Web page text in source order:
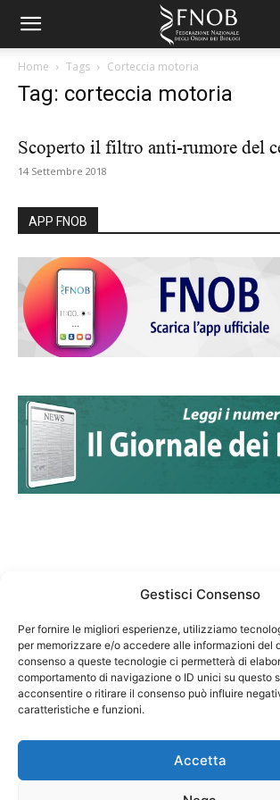
Gestisci Consenso
Per fornire le migliori esperienze, utilizziamo
per memorizzare e/o accedere alle informazioni del
consenso a queste tecnologie ci permetterà di
comportamento di navigazione o ID unici su questo
acconsentire o ritirare il consenso può influire
caratteristiche e funzioni.
Accetta
Home Tags Corteccia motoria
Tag: corteccia motoria
Scoperto il filtro anti-rumore del
14 Settembre 2018
APP FNOB
Federazione Nazionale Degli Ordini
codice fiscale 80069130583
Responsabile sito internet